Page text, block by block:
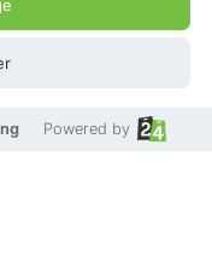
Powered by